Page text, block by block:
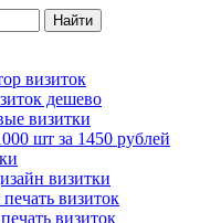
визиток
дешево
визитки
шт за 1450 рублей
визитки
визиток
визиток